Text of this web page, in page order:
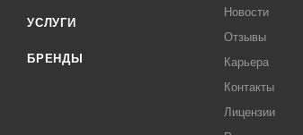
УСЛУГИ
БРЕНДЫ
Новости
Отзывы
Карьера
Контакты
Лицензии